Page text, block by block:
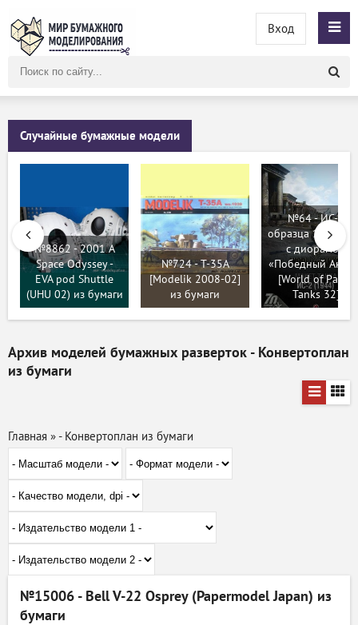
сайту
Вход
Случайные бумажные модели
№8862 - 2001 A
Space Odyssey -
EVA pod Shuttle
(UHU 02) из бумаги
№724 - T-35A
[Modelik 2008-02]
из бумаги
№64 - ИС-2
образца 1944
с диорамой
«Победный
[World of Paper
Tanks 32]
Архив моделей бумажных разверток - Конвертоплан
из бумаги
Главная »- Конвертоплан из бумаги
№15006 - Bell V-22 Osprey (Papermodel Japan) из
бумаги